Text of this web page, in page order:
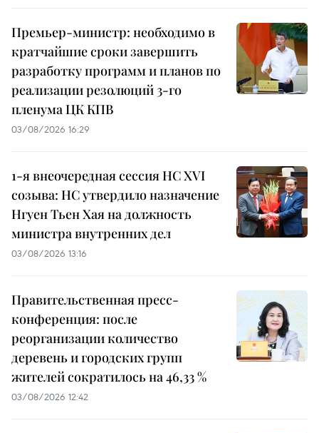
Премьер-министр: необходимо в
кратчайшие сроки завершить
разработку программ и планов по
реализации резолюций 3-го
пленума ЦК КПВ
03/08/2026 16:29
1-я внеочередная сессия НС XVI
созыва: НС утвердило назначение
Нгуен Тьен Хая на должность
министра внутренних дел
03/08/2026 13:16
Правительственная пресс-
конференция: после
реорганизации количество
деревень и городских групп
жителей сократилось на 46,33 %
03/08/2026 12:42